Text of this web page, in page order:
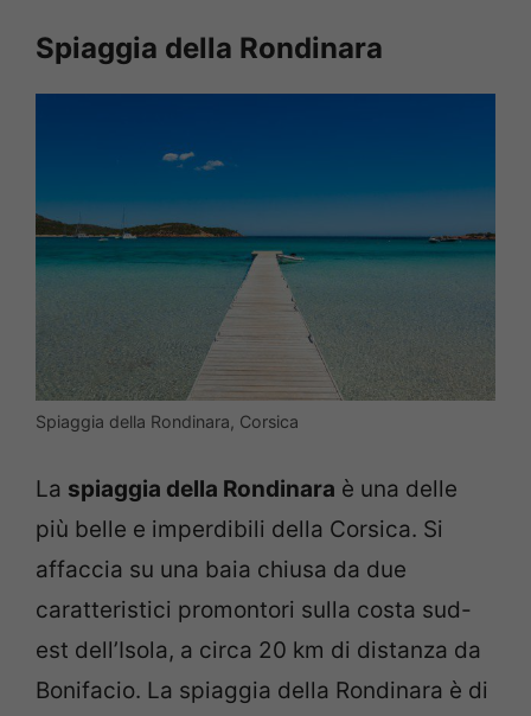
Spiaggia della Rondinara
Spiaggia della Rondinara, Corsica
La spiaggia della Rondinara è una delle
più belle e imperdibili della Corsica. Si
affaccia su una baia chiusa da due
caratteristici promontori sulla costa sud-
est dell’Isola, a circa 20 km di distanza da
Bonifacio. La spiaggia della Rondinara è di